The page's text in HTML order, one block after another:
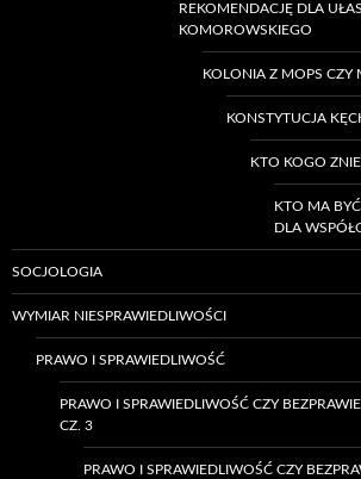
REKOMENDACJĘ DLA
KOMOROWSKIEGO
KOLONIA Z MOPS CZY
KONSTYTUCJA
KTO KOGO
KTO MA
DLA
SOCJOLOGIA
WYMIAR NIESPRAWIEDLIWOŚCI
PRAWO I SPRAWIEDLIWOŚĆ
PRAWO I SPRAWIEDLIWOŚĆ CZY
CZ. 3
PRAWO I SPRAWIEDLIWOŚĆ CZY